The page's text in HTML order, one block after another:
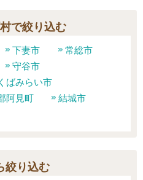
で絞り込む
下妻市
常総市
守谷市
ばみらい市
阿見町
結城市
絞り込む